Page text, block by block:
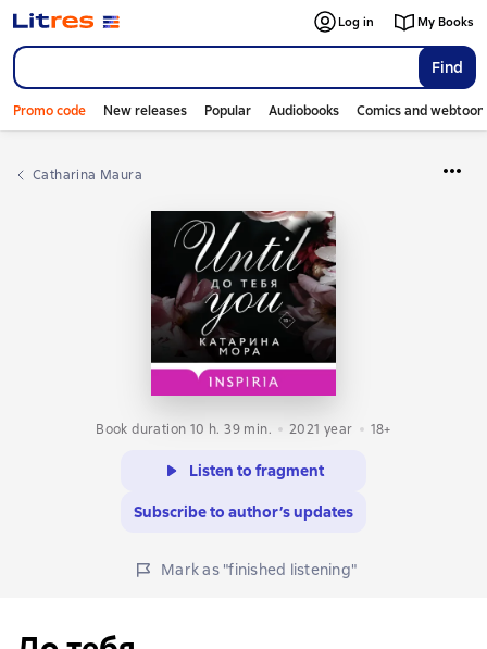
Find
Log in My Books
Promo code New releases Popular Audiobooks Comics and
Catharina Maura
Book duration 10 h. 39 min. 2021 year 18+
Listen to fragment
Subscribe to author’s updates
Mark as "finished listening"